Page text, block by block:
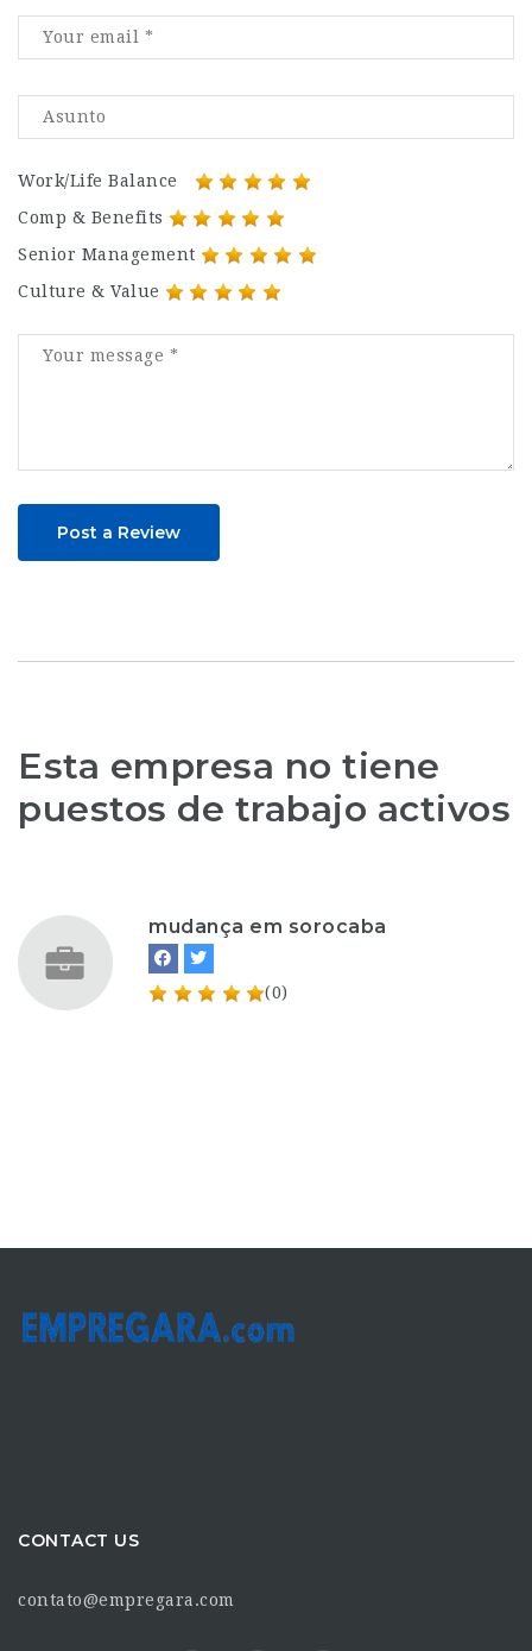
Work/Life Balance
Comp & Benefits
Senior Management
Culture & Value
Post a Review
Esta empresa no tiene
puestos de trabajo activos
mudança em sorocaba
(0)
CONTACT US
contato@empregara.com